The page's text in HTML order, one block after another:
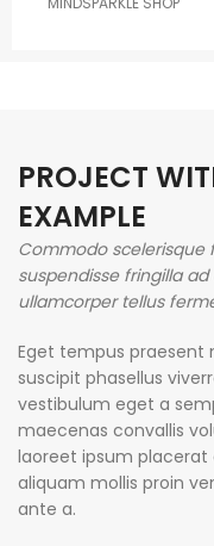
PROJECT
EXAMPLE
Commodo scelerisque
suspendisse fringilla
ullamcorper tellus
Eget tempus
suscipit phasellus
vestibulum eget a
maecenas convallis
laoreet ipsum placerat
aliquam mollis proin
ante a.